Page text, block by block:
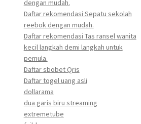
dengan mudah.
Daftar rekomendasi Sepatu sekolah
reebok dengan mudah.
Daftar rekomendasi Tas ransel wanita
kecil langkah demi langkah untuk
pemula.
Daftar sbobet Qris
Daftar togel uang asli
dollarama
dua garis biru streaming
extremetube